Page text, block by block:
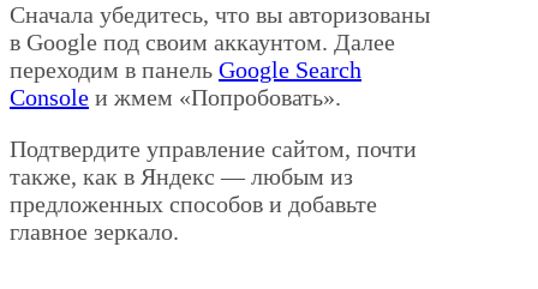
Сначала убедитесь, что вы авторизованы
в Google под своим аккаунтом. Далее
переходим в панель Google Search
Console и жмем «Попробовать».
Подтвердите управление сайтом, почти
также, как в Яндекс — любым из
предложенных способов и добавьте
главное зеркало.